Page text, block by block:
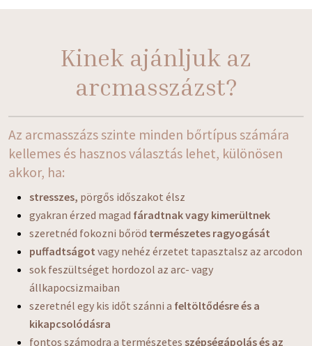
Kinek ajánljuk az
arcmasszázst?
Az arcmasszázs szinte minden bőrtípus számára
kellemes és hasznos választás lehet, különösen
akkor, ha:
stresszes, pörgős időszakot élsz
gyakran érzed magad fáradtnak vagy kimerültnek
szeretnéd fokozni bőröd természetes ragyogását
puffadtságot vagy nehéz érzetet tapasztalsz az arcodon
sok feszültséget hordozol az arc- vagy
állkapocsizmaiban
szeretnél egy kis időt szánni a feltöltődésre és a
kikapcsolódásra
fontos számodra a természetesszépségápolás és az